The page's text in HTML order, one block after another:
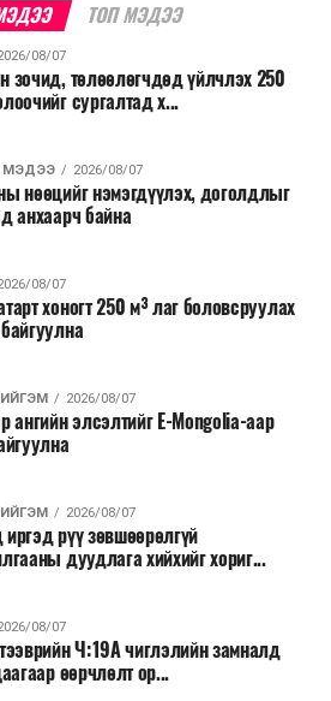
ТОП МЭДЭЭ
08/07
зочид, төлөөлөгчдөд үйлчлэх 250
сургалтад х...
МЭДЭЭ 2026/08/07
нөөцийг нэмэгдүүлэх, доголдлыг
анхаарч байна
08/07
хоногт 250 м³ лаг боловсруулах
2026/08/07
ангийн элсэлтийг E-Mongolia-аар
2026/08/07
рүү зөвшөөрөлгүй
дуудлага хийхийг хориг...
08/07
Ч:19А чиглэлийн замналд
өөрчлөлт ор...